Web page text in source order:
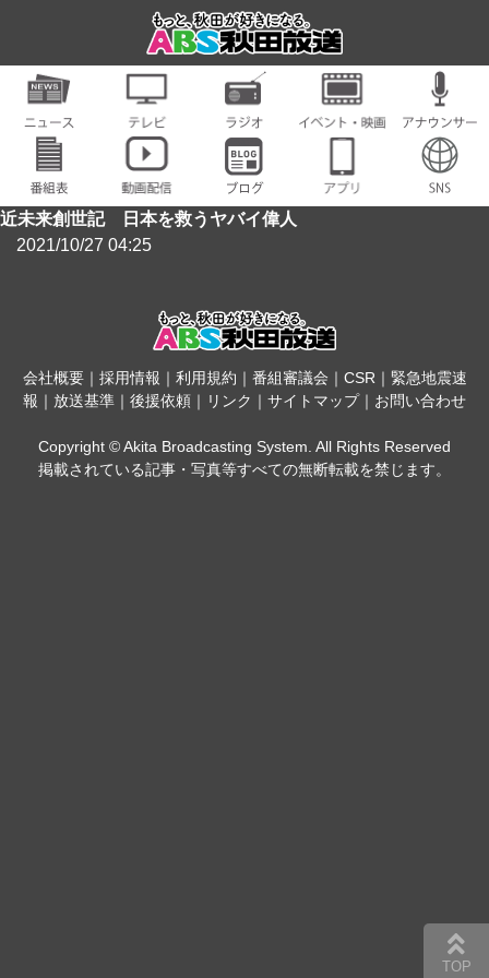
近未来創世記 日本を救うヤバイ偉人
2021/10/27 04:25
会社概要｜ 採用情報 ｜ 利用規約 ｜ 番組審議会 ｜ CSR｜ 緊急地震速
報 ｜ 放送基準 ｜ 後援依頼 ｜ リンク ｜ サイトマップ｜ お問い合わせ
Copyright © Akita Broadcasting System. All Rights Reserved
掲載されている記事・写真等すべての無断転載を禁じます。